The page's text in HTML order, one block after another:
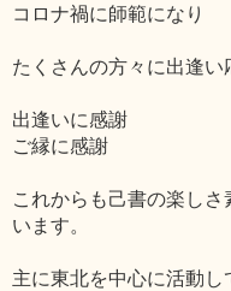
コロナ禍に師範になり
たくさんの方々に出逢い
出逢いに感謝
ご縁に感謝
これからも己書の楽し
います。
主に東北を中心に活動し